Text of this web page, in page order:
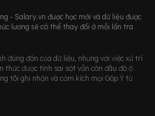
- Salary.vn được học mới và dữ liệu được
lương sẽ có thể thay đổi ở mỗi lần tra
đúng đắn của dữ liệu, nhưng với việc xử trí
thức được tính sai sót vẫn còn đâu đó ở
tôi ghi nhận và cảm kích mọi Góp Ý từ